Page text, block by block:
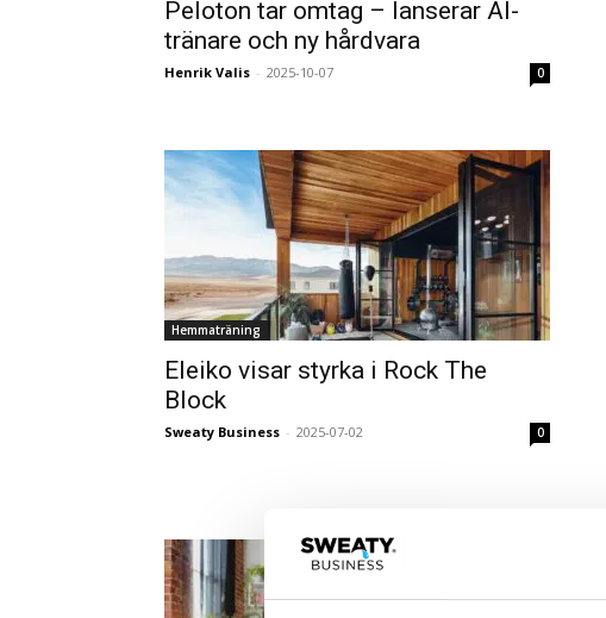
Peloton tar omtag – lanserar AI-
tränare och ny hårdvara
Henrik Valis - 2025-10-07 0
Hemmaträning
Eleiko visar styrka i Rock The
Block
Sweaty Business - 2025-07-02 0